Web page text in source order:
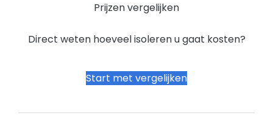
Prijzen vergelijken
Direct weten hoeveel isoleren u gaat kosten?
Start met vergelijken